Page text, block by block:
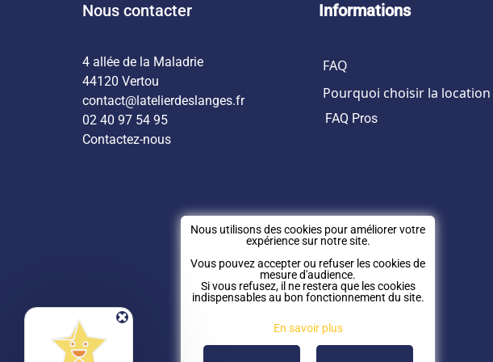
Nous utilisons des cookies pour améliorer votre
expérience sur notre site.
Vous pouvez accepter ou refuser les cookies de
mesure d'audience.
Si vous refusez, il ne restera que les cookies
indispensables au bon fonctionnement du site.
En savoir plus
Nous contacter
4 allée de la Maladrie
44120 Vertou
contact@latelierdeslanges.fr
02 40 97 54 95
Contactez-nous
Informations
FAQ
Pourquoi choisir la location
FAQ Pros